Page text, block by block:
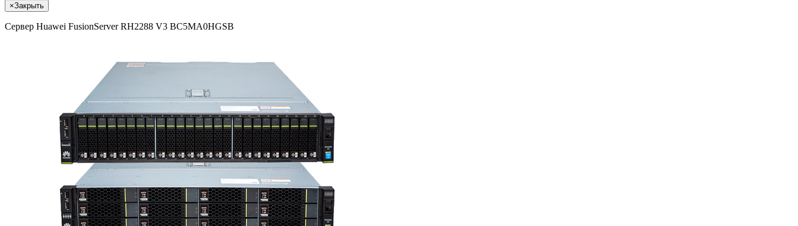
×Закрыть
Сервер Huawei FusionServer RH2288 V3 BC5MA0HGSB